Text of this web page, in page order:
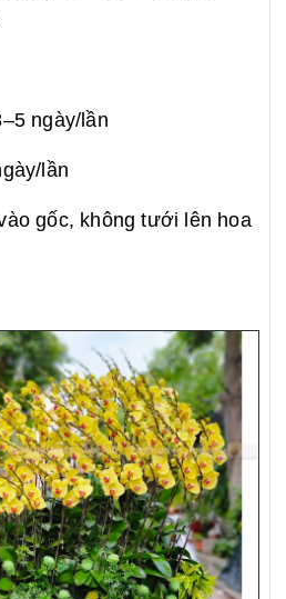
ngày/lần
lần
gốc, không tưới lên hoa